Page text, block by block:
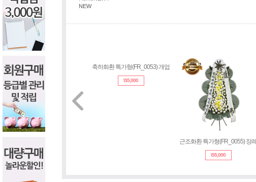
NEW
근조화환 특가형(FR_0055) 장례
\55,000